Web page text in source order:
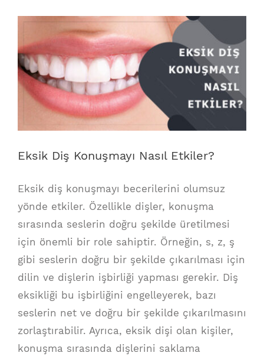
Larger
Image
Eksik Diş Konuşmayı Nasıl Etkiler?
Eksik diş konuşmayı becerilerini olumsuz
yönde etkiler. Özellikle dişler, konuşma
sırasında seslerin doğru şekilde üretilmesi
için önemli bir role sahiptir. Örneğin, s, z, ş
gibi seslerin doğru bir şekilde çıkarılması için
dilin ve dişlerin işbirliği yapması gerekir. Diş
eksikliği bu işbirliğini engelleyerek, bazı
seslerin net ve doğru bir şekilde çıkarılmasını
zorlaştırabilir. Ayrıca, eksik dişi olan kişiler,
konuşma sırasında dişlerini saklama